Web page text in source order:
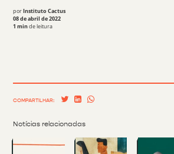
porInstituto Cactus
08 de abril de 2022
1 minde leitura
COMPARTILHAR:
Notícias relacionadas